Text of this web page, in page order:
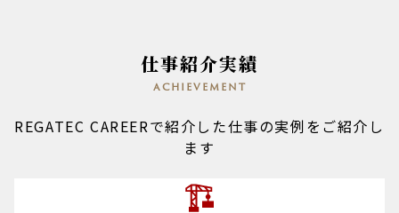
仕事紹介実績
achievement
REGATEC CAREERで紹介した仕事の実例をご紹介し
ます